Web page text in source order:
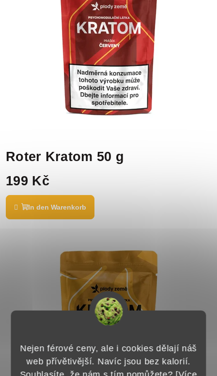
Nejen férové ceny, ale i cookies dělají náš
web přívětivější. Navíc jsou bez kalorií.
Roter Kratom 50 g
199 Kč
In den Warenkorb